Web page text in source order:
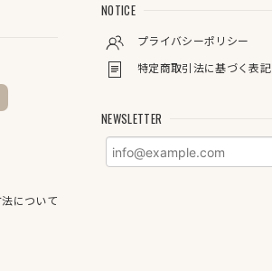
について
NOTICE
プライバシーポリシー
特定商取引法に基づく表記
NEWSLETTER